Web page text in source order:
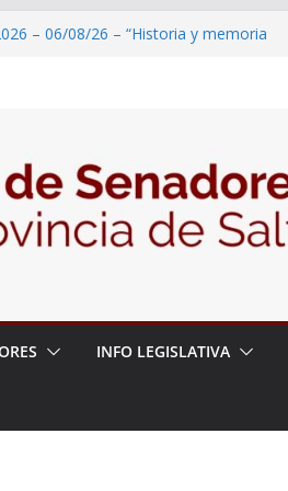
– 06/08/26 – “Historia y memoria
– 06/08/26 – Presentación del libro
del Dr. Víctor Alfredo Frías
– 06/08/26 – 82° Edición de la Expo
INFO LEGISLATIVA